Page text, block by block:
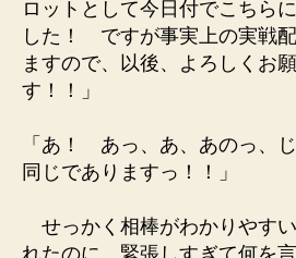
ロットとして今日付でこちら
した！ ですが事実上の実戦
ますので、以後、よろしくお
す！！」
「あ！ あっ、あ、あのっ、
同じでありますっ！！」
せっかく相棒がわかりやす